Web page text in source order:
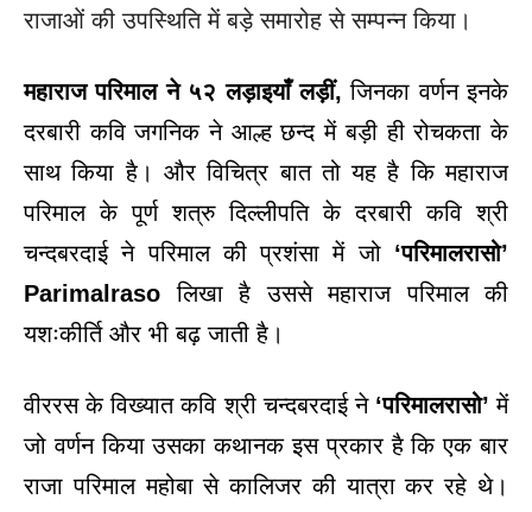
राजाओं की उपस्थिति में बड़े समारोह से सम्पन्न किया।
महाराज परिमाल ने ५२ लड़ाइयाँ लड़ीं, जिनका वर्णन इनके
दरबारी कवि जगनिक ने आल्ह छन्द में बड़ी ही रोचकता के
साथ किया है। और विचित्र बात तो यह है कि महाराज
परिमाल के पूर्ण शत्रु दिल्लीपति के दरबारी कवि श्री
चन्दबरदाई ने परिमाल की प्रशंसा में जो ‘परिमालरासो’
Parimalraso लिखा है उससे महाराज परिमाल की
यशःकीर्ति और भी बढ़ जाती है।
वीररस के विख्यात कवि श्री चन्दबरदाई ने ‘परिमालरासो’ में
जो वर्णन किया उसका कथानक इस प्रकार है कि एक बार
राजा परिमाल महोबा से कालिजर की यात्रा कर रहे थे।